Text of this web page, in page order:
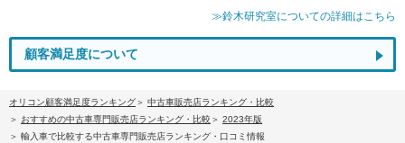
≫鈴木研究室についての詳細はこちら
顧客満足度について
オリコン顧客満足度ランキング
中古車販売店ランキング・比較
おすすめの中古車専門販売店ランキング・比較
2023年版
輸入車で比較する中古車専門販売店ランキング・口コミ情報